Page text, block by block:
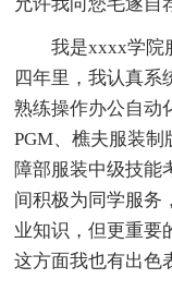
我是xxxx学院服
四年里，我认真系
熟练操作办公自动
PGM、樵夫服装
障部服装中级技能
间积极为同学服务
业知识，但更重要
这方面我也有出色